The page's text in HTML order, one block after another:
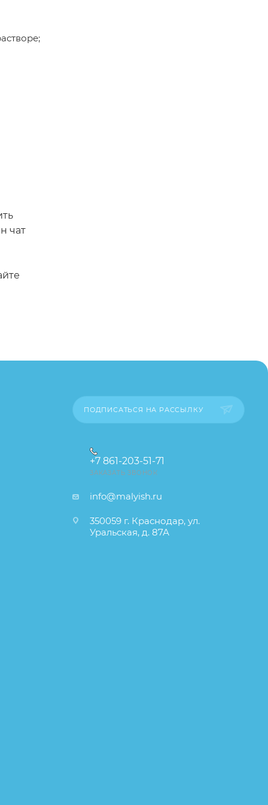
чат
ПОДПИСАТЬСЯ НА РАССЫЛКУ
+7 861-203-51-71
ЗАКАЗАТЬ ЗВОНОК
info@malyish.ru
350059 г. Краснодар, ул.
Уральская, д. 87А